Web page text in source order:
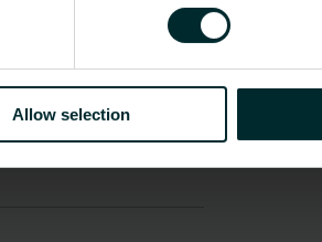
Allow selection